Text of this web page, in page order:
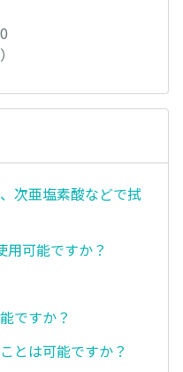
次亜塩素酸などで拭
用可能ですか？
ですか？
とは可能ですか？